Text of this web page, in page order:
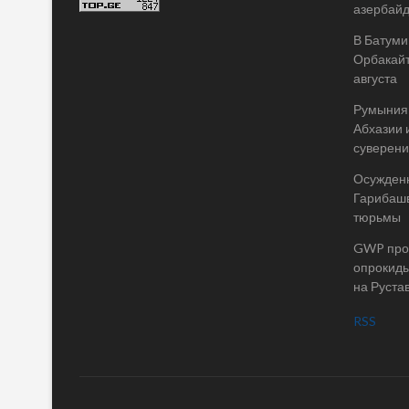
В
августа
Румыния
Абхазии
тюрьмы
GWP
на
RSS